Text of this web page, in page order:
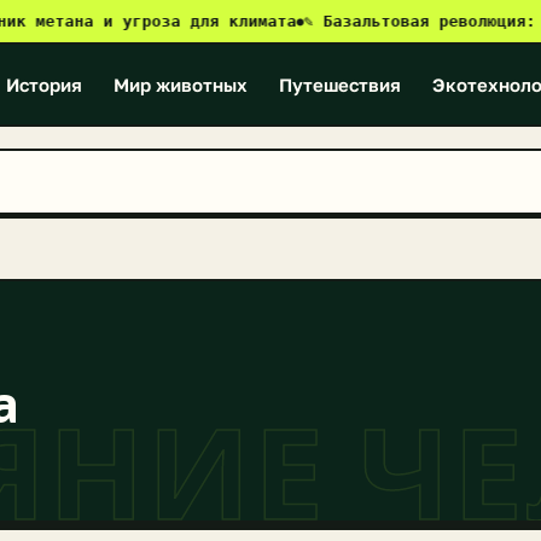
и угроза для климата●✎ Базальтовая революция: как
История Мир животных Путешествия